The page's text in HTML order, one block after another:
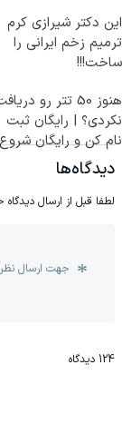
این دکتر شیرازی کرم
ترمیم زخم ایرانی را
ساخت!!!
هنوز 50 تتر رو
نکردی؟ | رایگان ثبت
نام کن و رایگان شروع
کن!
دیدگاه‌ها
لطفا قبل از ارسال
جهت ارسال
124 دیدگاه